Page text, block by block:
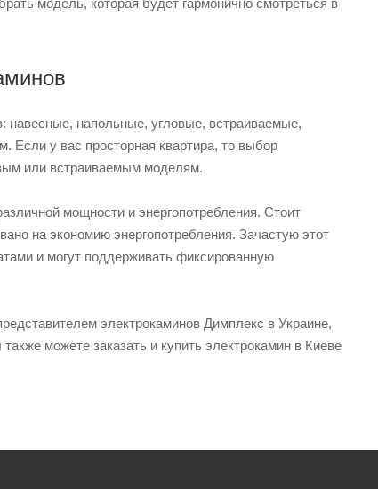
навесные, напольные, угловые, встраиваемые,
Если у вас просторная квартира, то выбор
или встраиваемым моделям.
мощности и энергопотребления. Стоит
на экономию энергопотребления. Зачастую этот
и могут поддерживать фиксированную
электрокаминов Димплекс в Украине,
можете заказать и купить электрокамин в Киеве